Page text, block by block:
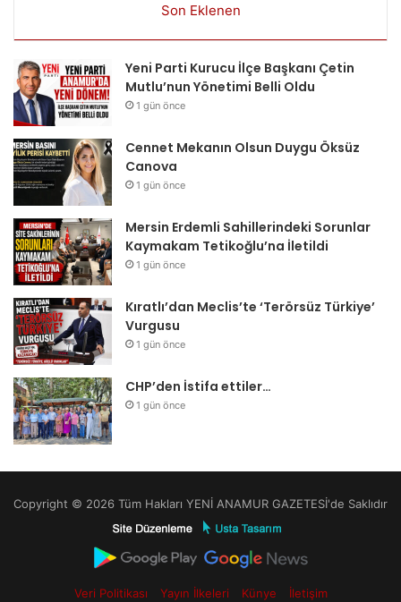
Son Eklenen
Yeni Parti Kurucu İlçe Başkanı Çetin
Mutlu’nun Yönetimi Belli Oldu
1 gün önce
Cennet Mekanın Olsun Duygu Öksüz
Canova
1 gün önce
Mersin Erdemli Sahillerindeki Sorunlar
Kaymakam Tetikoğlu’na İletildi
1 gün önce
Kıratlı’dan Meclis’te ‘Terörsüz Türkiye’
Vurgusu
1 gün önce
CHP’den İstifa ettiler…
1 gün önce
Copyright © 2026 Tüm Hakları YENİ ANAMUR GAZETESİ'de Saklıdır
Veri Politikası Yayın İlkeleri Künye İletişim